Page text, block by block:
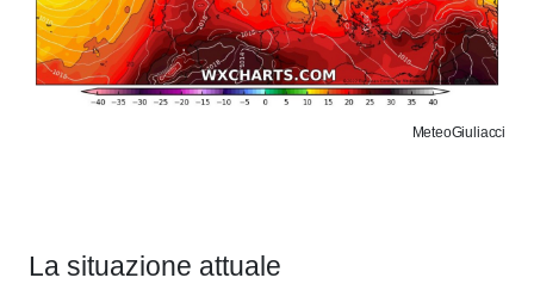
MeteoGiuliacci
La situazione attuale